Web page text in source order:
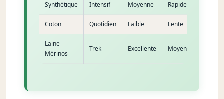
Synthétique Intensif Moyenne Rapide
Coton Quotidien Faible Lente
Laine
Mérinos
Trek Excellente Moyenne